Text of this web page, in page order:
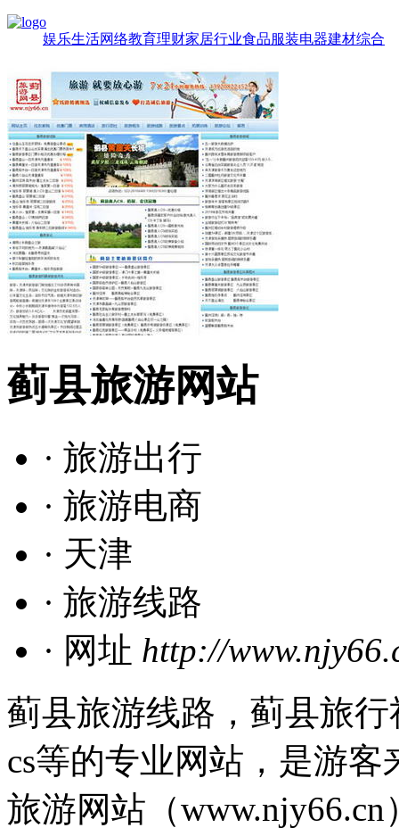
娱乐生活网络教育理财家居行业食品服装电器建材综合
蓟县旅游网站
· 旅游出行
· 旅游电商
· 天津
· 旅游线路
· 网址 http://
蓟县旅游线路，蓟县旅
cs等的专业网站，是游
旅游网站（